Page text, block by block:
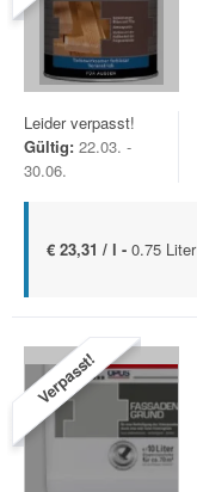
Leider verpasst!
Gültig: 22.03. -
30.06.
€ 23,31 / l - 0.75 Liter
Verpasst!